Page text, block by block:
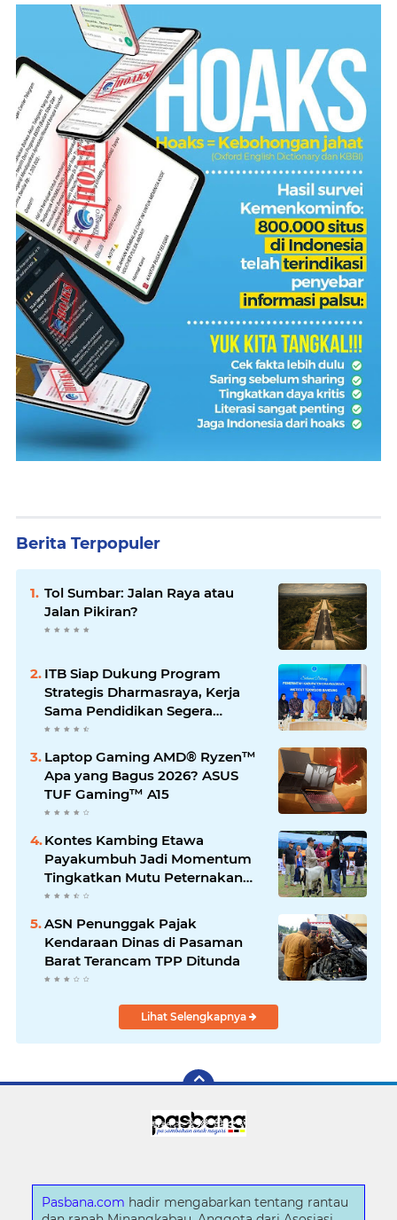
Berita Terpopuler
Tol Sumbar: Jalan Raya atau
Jalan Pikiran?
ITB Siap Dukung Program
Strategis Dharmasraya, Kerja
Sama Pendidikan Segera
Difinalkan
Laptop Gaming AMD® Ryzen™
Apa yang Bagus 2026? ASUS
TUF Gaming™ A15
Kontes Kambing Etawa
Payakumbuh Jadi Momentum
Tingkatkan Mutu Peternakan
Lokal
ASN Penunggak Pajak
Kendaraan Dinas di Pasaman
Barat Terancam TPP Ditunda
Lihat Selengkapnya
Pasbana.com hadir mengabarkan tentang rantau